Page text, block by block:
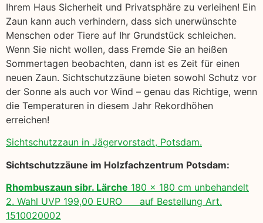
Ihrem Haus Sicherheit und Privatsphäre zu verleihen! Ein
Zaun kann auch verhindern, dass sich unerwünschte
Menschen oder Tiere auf Ihr Grundstück schleichen.
Wenn Sie nicht wollen, dass Fremde Sie an heißen
Sommertagen beobachten, dann ist es Zeit für einen
neuen Zaun. Sichtschutzzäune bieten sowohl Schutz vor
der Sonne als auch vor Wind – genau das Richtige, wenn
die Temperaturen in diesem Jahr Rekordhöhen
erreichen!
Sichtschutzzaun in Jägervorstadt, Potsdam.
Sichtschutzzäune im Holzfachzentrum Potsdam:
Rhombuszaun sibr. Lärche 180 x 180 cm unbehandelt
2. Wahl UVP 199,00 EURO auf Bestellung Art.
1510020002